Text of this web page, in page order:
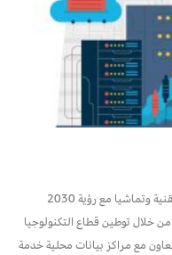
انطلاقا من حرصنا في مسار كلاود على توطين التقنية وتماشيا مع رؤية 2030
من خلال توطين قطاع التكنولوجيا
مع مراكز بيانات محلية خدمة